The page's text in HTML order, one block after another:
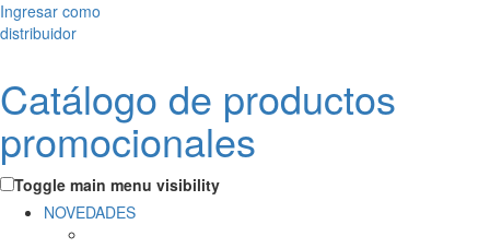
Ingresar como
distribuidor
Catálogo de productos
promocionales
Toggle main menu visibility
NOVEDADES